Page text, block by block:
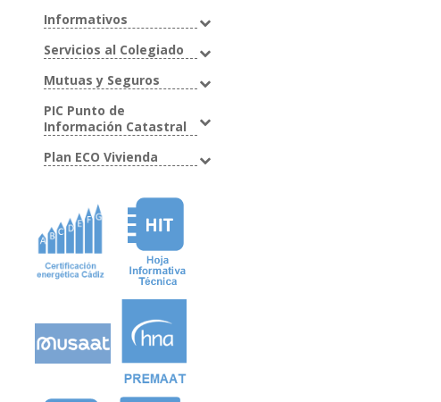
Informativos
Servicios al Colegiado
Mutuas y Seguros
PIC Punto de
Información Catastral
Plan ECO Vivienda